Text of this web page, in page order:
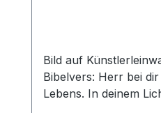
Bild auf Künstlerleinwand Mit
Bibelvers: Herr bei dir
Lebens. In deinem